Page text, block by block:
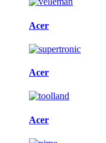
Acer
Acer
Acer